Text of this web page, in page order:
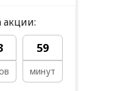
акции:
59
минут